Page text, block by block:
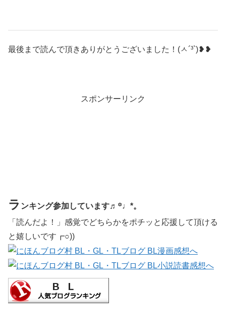
最後まで読んで頂きありがとうございました！(ㅅ´³`)❥❥
スポンサーリンク
ラ ンキング参加しています♬꙳♩*。
「読んだよ！」感覚でどちらかをポチッと応援して頂ける
と嬉しいです┏○))